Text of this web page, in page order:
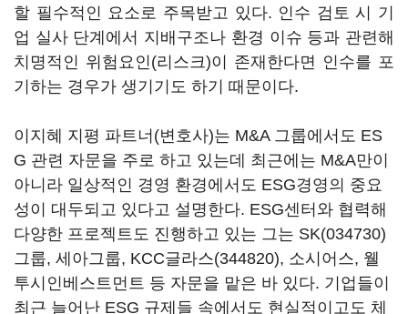
할 필수적인 요소로 주목받고 있다. 인수 검토 시 기
업 실사 단계에서 지배구조나 환경 이슈 등과 관련해
치명적인 위험요인(리스크)이 존재한다면 인수를 포
기하는 경우가 생기기도 하기 때문이다.
이지혜 지평 파트너(변호사)는 M&A 그룹에서도 ES
G 관련 자문을 주로 하고 있는데 최근에는 M&A만이
아니라 일상적인 경영 환경에서도 ESG경영의 중요
성이 대두되고 있다고 설명한다. ESG센터와 협력해
다양한 프로젝트도 진행하고 있는 그는 SK(034730)
그룹, 세아그룹, KCC글라스(344820), 소시어스, 웰
투시인베스트먼트 등 자문을 맡은 바 있다. 기업들이
최근 늘어난 ESG 규제들 속에서도 현실적이고도 체